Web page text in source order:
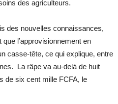
des agriculteurs.
des nouvelles connaissances,
l’approvisionnement en
casse-tête, ce qui explique, entre
La râpe va au-delà de huit
de six cent mille FCFA, le